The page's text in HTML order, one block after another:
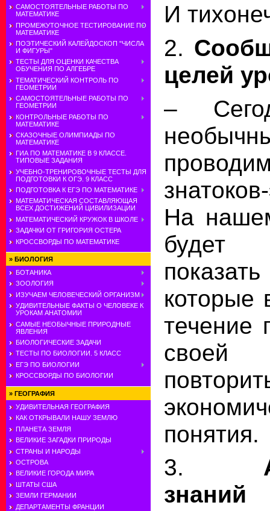
САМОСТОЯТЕЛЬНЫЕ РАБОТЫ ПО
МАТЕМАТИКЕ
ПРОМЕЖУТОЧНОЕ ТЕСТИРОВАНИЕ ПО
МАТЕМАТИКЕ
ПОЭТИЧЕСКИЙ КАЛЕЙДОСКОП "ЧИСЛА
И ФИГУРЫ"
ТЕСТЫ ДЛЯ ОЦЕНКИ КАЧЕСТВА
ОБУЧЕНИЯ ПО АЛГЕБРЕ
ТЕМАТИЧЕСКИЙ КОНТРОЛЬ ПО
ГЕОМЕТРИИ
САМОСТОЯТЕЛЬНЫЕ РАБОТЫ ПО
ГЕОМЕТРИИ
КОНТРОЛЬНЫЕ РАБОТЫ ПО
МАТЕМАТИКЕ
СКАЗОЧНЫЕ ОЛИМПИАДЫ ПО
МАТЕМАТИКЕ
ГИА ПО МАТЕМАТИКЕ В 9 КЛАССЕ.
ТИПОВЫЕ ЗАДАНИЯ
УЧЕБНО-ТРЕНИРОВОЧНЫЕ ТЕСТЫ ДЛЯ
ПОДГОТОВКИ К ОГЭ. 9 КЛАСС
ПОДГОТОВКА К ЕГЭ ПО МАТЕМАТИКЕ
МАТЕМАТИЧЕСКАЯ СОСТАВЛЯЮЩАЯ
ВСЕХ ДОСТИЖЕНИЙ ЦИВИЛИЗАЦИИ
МАТЕМАТИЧЕСКИЙ КРУЖОК В ШКОЛЕ
ЗАДАЧКИ ОТ ГРИГОРИЯ ОСТЕРА
КРОССВОРДЫ ПО МАТЕМАТИКЕ
» БИОЛОГИЯ
БОТАНИКА
ЗООЛОГИЯ
ИЗУЧАЕМ ЧЕЛОВЕЧЕСКИЙ ОРГАНИЗМ
УДИВИТЕЛЬНЫЕ ФАКТЫ О ЧЕЛОВЕКЕ К
УРОКАМ АНАТОМИИ
САМЫЕ НЕОБЫЧНЫЕ ПРИРОДНЫЕ
ЯВЛЕНИЯ
БИОЛОГИЧЕСКИЕ ЗАДАЧИ
ТЕСТЫ ПО БИОЛОГИИ. 5 КЛАСС
ЕГЭ ПО БИОЛОГИИ
КРОССВОРДЫ ПО БИОЛОГИИ
» ГЕОГРАФИЯ
УДИВИТЕЛЬНАЯ ГЕОГРАФИЯ
КАК ОТКРЫВАЛИ НАШУ ЗЕМЛЮ
ПЛАНЕТА ЗЕМЛЯ
ВЕЛИКИЕ ЗАГАДКИ ПРИРОДЫ
СТРАНЫ И НАРОДЫ
ОСТРОВА
ВЕЛИКИЕ ГОРОДА МИРА
ШТАТЫ США
ЗЕМЛИ ГЕРМАНИИ
ДЕПАРТАМЕНТЫ ФРАНЦИИ
И
2.
целей
–
На
будет
которые
течение
своей
понятия.
3.
знаний